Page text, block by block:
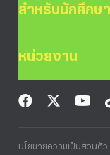
สำหรับนักศึกษา
หน่วยงาน
นโยบายความเป็นส่วนตัว